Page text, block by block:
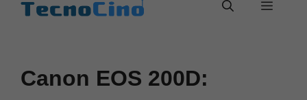
Menu
Canon EOS 200D: